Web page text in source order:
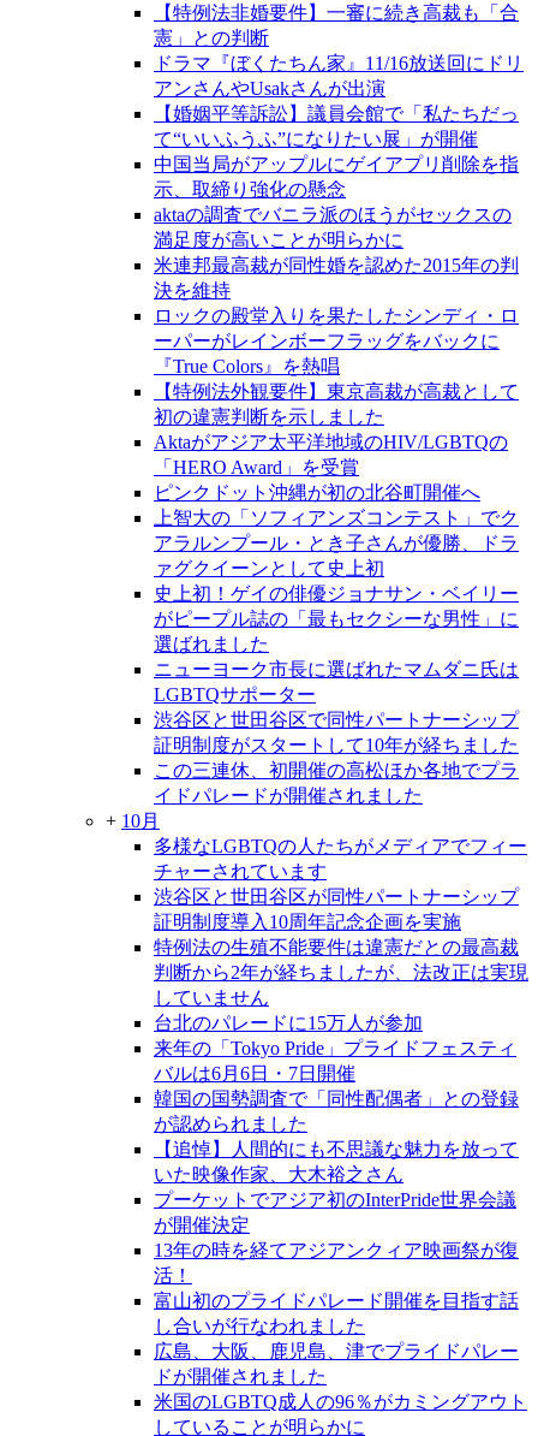
【特例法非婚要件】一審に続き高裁も「合
憲」との判断
ドラマ『ぼくたちん家』11/16放送回にドリ
アンさんやUsakさんが出演
【婚姻平等訴訟】議員会館で「私たちだっ
て“いいふうふ”になりたい展」が開催
中国当局がアップルにゲイアプリ削除を指
示、取締り強化の懸念
aktaの調査でバニラ派のほうがセックスの
満足度が高いことが明らかに
米連邦最高裁が同性婚を認めた2015年の判
決を維持
ロックの殿堂入りを果たしたシンディ・ロ
ーパーがレインボーフラッグをバックに
『True Colors』を熱唱
【特例法外観要件】東京高裁が高裁として
初の違憲判断を示しました
Aktaがアジア太平洋地域のHIV/LGBTQの
「HERO Award」を受賞
ピンクドット沖縄が初の北谷町開催へ
上智大の「ソフィアンズコンテスト」でク
アラルンプール・とき子さんが優勝、ドラ
ァグクイーンとして史上初
史上初！ゲイの俳優ジョナサン・ベイリー
がピープル誌の「最もセクシーな男性」に
選ばれました
ニューヨーク市長に選ばれたマムダニ氏は
LGBTQサポーター
渋谷区と世田谷区で同性パートナーシップ
証明制度がスタートして10年が経ちました
この三連休、初開催の高松ほか各地でプラ
イドパレードが開催されました
+ 10月
多様なLGBTQの人たちがメディアでフィー
チャーされています
渋谷区と世田谷区が同性パートナーシップ
証明制度導入10周年記念企画を実施
特例法の生殖不能要件は違憲だとの最高裁
判断から2年が経ちましたが、法改正は実現
していません
台北のパレードに15万人が参加
来年の「Tokyo Pride」プライドフェスティ
バルは6月6日・7日開催
韓国の国勢調査で「同性配偶者」との登録
が認められました
【追悼】人間的にも不思議な魅力を放って
いた映像作家、大木裕之さん
プーケットでアジア初のInterPride世界会議
が開催決定
13年の時を経てアジアンクィア映画祭が復
活！
富山初のプライドパレード開催を目指す話
し合いが行なわれました
広島、大阪、鹿児島、津でプライドパレー
ドが開催されました
米国のLGBTQ成人の96％がカミングアウト
していることが明らかに